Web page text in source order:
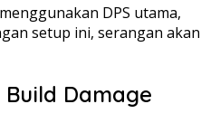
DPS utama,
setup ini, serangan akan
Damage